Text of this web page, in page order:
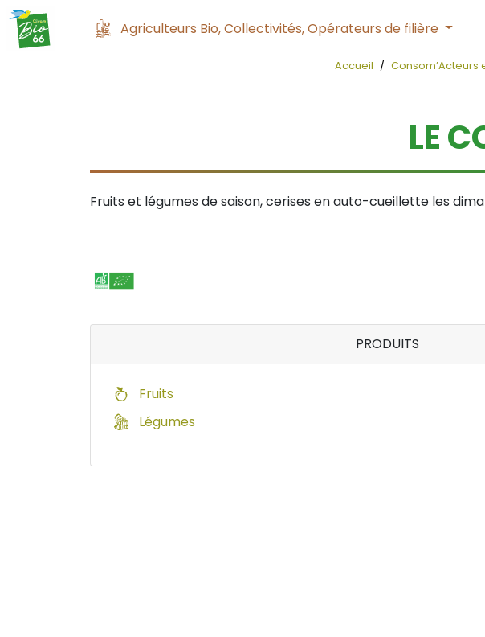
Agriculteurs Bio, Collectivités, Opérateurs de filière
Accueil Consom’Acteurs
LE
Fruits et légumes de saison, cerises en auto-cueillette les
PRODUITS
Fruits
Légumes